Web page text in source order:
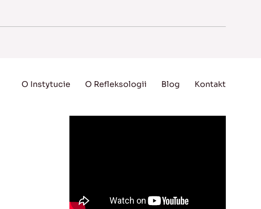
O Instytucie O Refleksologii Blog Kontakt